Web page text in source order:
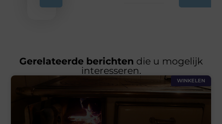
Gerelateerde berichten die u mogelijk
interesseren.
WINKELEN